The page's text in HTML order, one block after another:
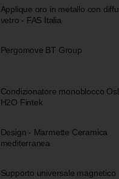
Applique oro in metallo con
vetro - FAS Italia
Pergomove BT Group
Condizionatore monoblocco
H2O Fintek
Design - Marmette Ceramica
mediterranea
Supporto universale magnetico